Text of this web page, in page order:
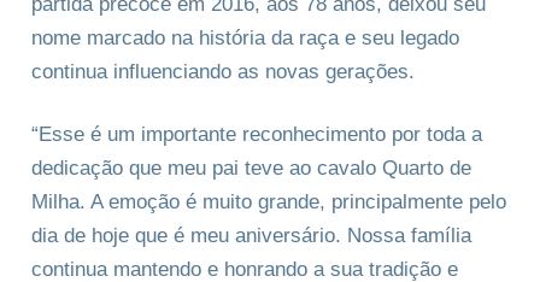
nome marcado na história da raça e seu legado
continua influenciando as novas gerações.
“Esse é um importante reconhecimento por toda a
dedicação que meu pai teve ao cavalo Quarto de
Milha. A emoção é muito grande, principalmente pelo
dia de hoje que é meu aniversário. Nossa família
continua mantendo e honrando a sua tradição e